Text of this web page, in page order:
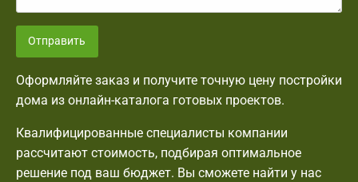
Отправить
Оформляйте заказ и получите точную цену постройки
дома из онлайн-каталога готовых проектов.
Квалифицированные специалисты компании
рассчитают стоимость, подбирая оптимальное
решение под ваш бюджет. Вы сможете найти у нас